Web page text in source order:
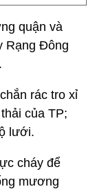
quận và
Rạng Đông
rác tro xỉ
của TP;
lưới.
cháy để
mương